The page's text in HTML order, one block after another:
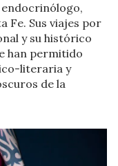
Fe. Sus viajes por
y su histórico
han permitido
literaria y
de la